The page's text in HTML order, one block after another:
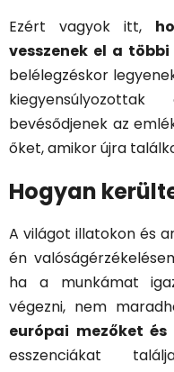
Ezért vagyok itt,
vesszenek el a
belélegzéskor
bevésődjenek az
őket, amikor újra
Hogyan
A világot illatokon és
én
ha a munkámat
végezni, nem
európai mezőket
esszenciákat